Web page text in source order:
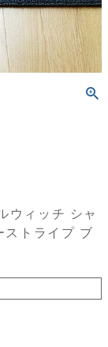
ウィッチ シャ
ストライプ ブ